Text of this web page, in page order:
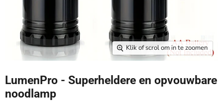
Klik of scrol om in te zoomen
LumenPro - Superheldere en opvouwbare
noodlamp